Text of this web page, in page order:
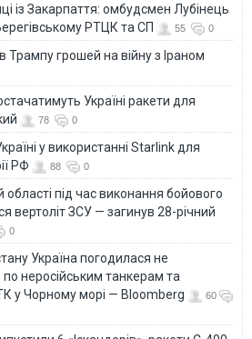
із Закарпаття: омбудсмен Лубінець
РТЦК та СП
55 0
грошей на війну з Іраном
Україні ракети для
78 0
у використанні Starlink для
РФ
88 0
області під час виконання бойового
вертоліт ЗСУ — загинув 28-річний
0
Україна погодилася не
неросійським танкерам та
у Чорному морі — Bloomberg
60